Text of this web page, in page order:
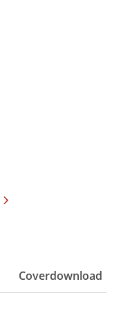
Coverdownload